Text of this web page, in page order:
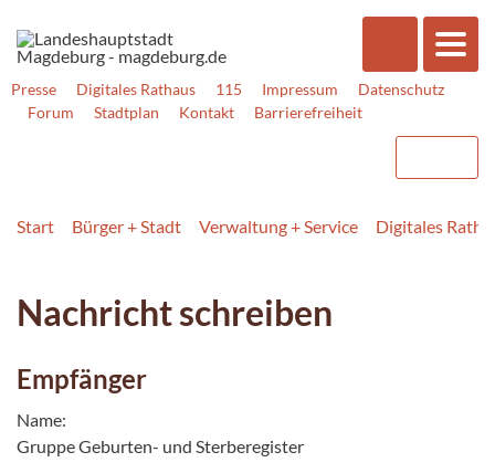
Presse Digitales Rathaus 115 Impressum
Datenschutz
Forum
Stadtplan Kontakt Barrierefreiheit
Start Bürger + Stadt Verwaltung + Service Digitales
Nachricht schreiben
Empfänger
Name:
Gruppe Geburten- und Sterberegister